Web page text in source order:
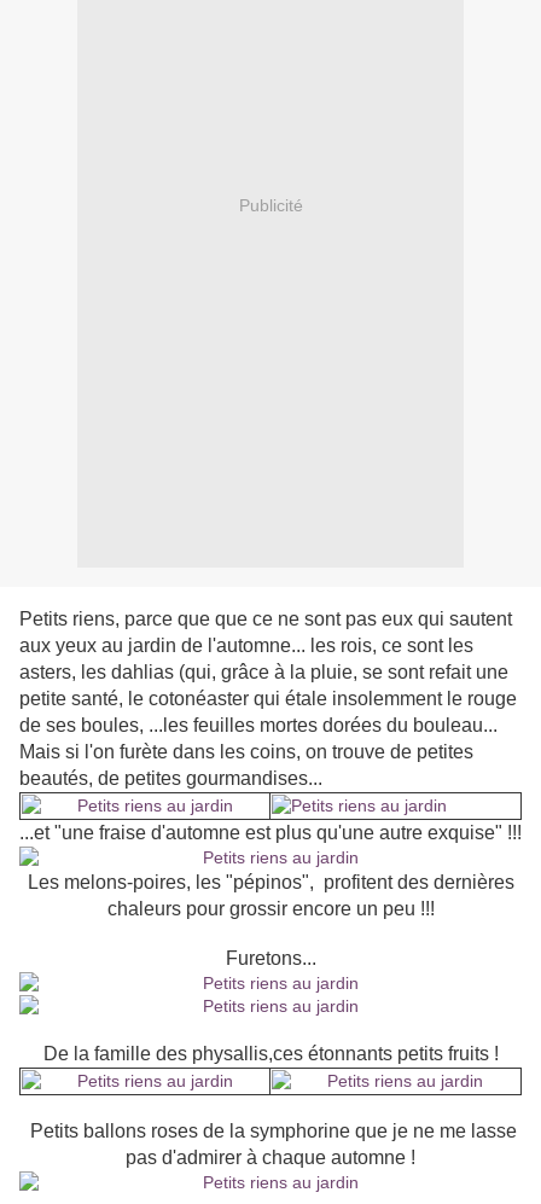
Publicité
Petits riens, parce que que ce ne sont pas eux qui sautent
aux yeux au jardin de l'automne... les rois, ce sont les
asters, les dahlias (qui, grâce à la pluie, se sont refait une
petite santé, le cotonéaster qui étale insolemment le rouge
de ses boules, ...les feuilles mortes dorées du bouleau...
Mais si l'on furète dans les coins, on trouve de petites
beautés, de petites gourmandises...
...et "une fraise d'automne est plus qu'une autre exquise" !!!
Les melons-poires, les "pépinos", profitent des dernières
chaleurs pour grossir encore un peu !!!
Furetons...
De la famille des physallis,ces étonnants petits fruits !
Petits ballons roses de la symphorine que je ne me lasse
pas d'admirer à chaque automne !